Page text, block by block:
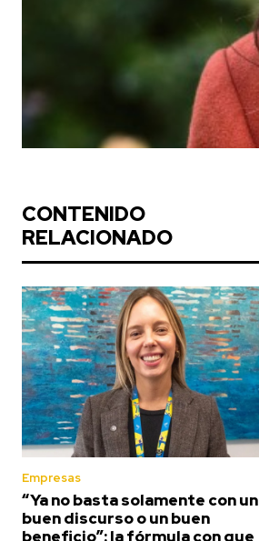
CONTENIDO
RELACIONADO
Empresas
“Ya no basta solamente con un
buen discurso o un buen
beneficio”: la fórmula con que